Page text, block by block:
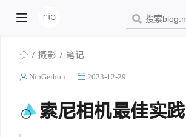
摄影 笔记
NipGeihou 2023-12-29
索尼相机最佳实践